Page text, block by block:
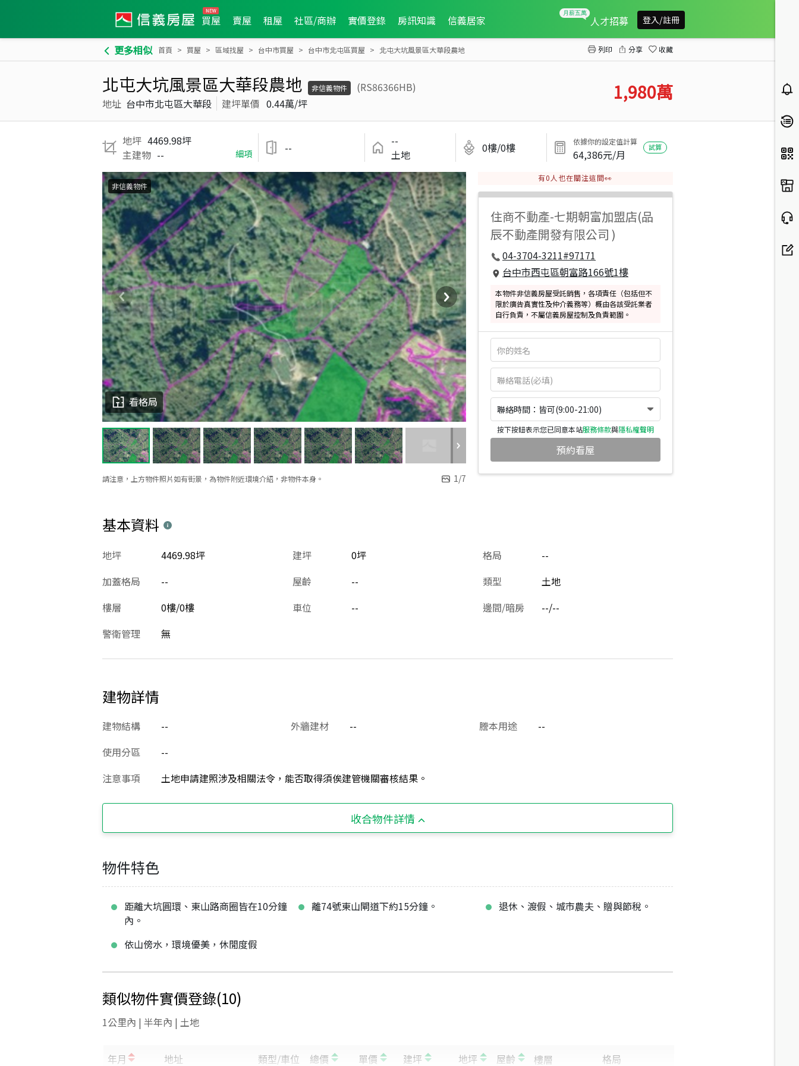
買屋 賣屋 租屋 社區/商辦 實價登錄 房訊知識 信義居家 人才招募 登入/註冊
更多相似 首頁 買屋 區域找屋 台中市買屋 台中市北屯區買屋 北屯大坑風景區大華段農地 列印 分享 收藏
北屯大坑風景區大華段農地 非信義物件
(RS86366HB)
地址 台中市北屯區大華段 建坪單價 0.44萬/坪 1,980萬
地坪 4469.98坪
主建物 -- 細項 --
--
土地
0樓/0樓 依據你的設定值計算
64,386元/月
試算
請注意，上方物件照片如有街景，為物件附近環境介紹，非物件本身。 1/7
看格局
非信義物件
有0 人也在關注這間👀
住商不動產-七期朝富加盟店(品
辰不動產開發有限公司 )
04-3704-3211#97171
台中市西屯區朝富路166號1樓
本物件非信義房屋受託銷售，各項責任（包括但不
限於廣告真實性及仲介義務等）概由各該受託業者
自行負責，不屬信義房屋控制及負責範圍。
聯絡時間：皆可(9:00-21:00)
按下按鈕表示您已同意本站服務條款與隱私權聲明
預約看屋
基本資料
建坪 0坪
地坪 4469.98坪 格局
--
加蓋格局
-- 屋齡 -- 類型
土地
樓層
0樓/0樓 車位 -- 邊間/暗房
--/--
警衛管理
無
建物詳情
建物結構 -- 外牆建材 -- 謄本用途
--
使用分區
--
注意事項
土地申請建照涉及相關法令，能否取得須俟建管機關審核結果。
收合物件詳情
物件特色
距離大坑圓環、東山路商圈皆在10分鐘
內。
離74號東山閘道下約15分鐘。 退休、渡假、城市農夫、贈與節稅。
依山傍水，環境優美，休閒度假
類似物件實價登錄(10)
1公里內 | 半年內 | 土地